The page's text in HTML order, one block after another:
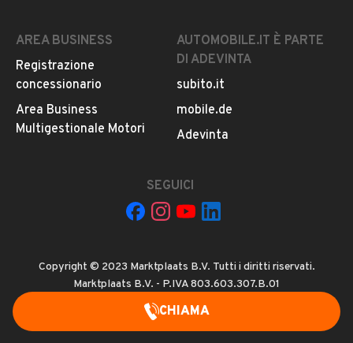
CHIAMA
AREA BUSINESS
Registrazione
concessionario
Area Business
Multigestionale Motori
AUTOMOBILE.IT È PARTE
DI ADEVINTA
subito.it
mobile.de
Adevinta
SEGUICI
Copyright © 2023 Marktplaats B.V. Tutti i diritti riservati.
Marktplaats B.V. - P.IVA 803.603.307.B.01